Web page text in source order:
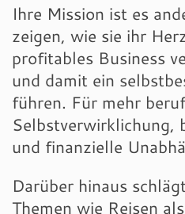
Ihre Mission ist es
zeigen, wie sie ihr
profitables Business
und damit ein
führen. Für mehr
Selbstverwirklichung,
und finanzielle
Darüber hinaus
Themen wie Reisen